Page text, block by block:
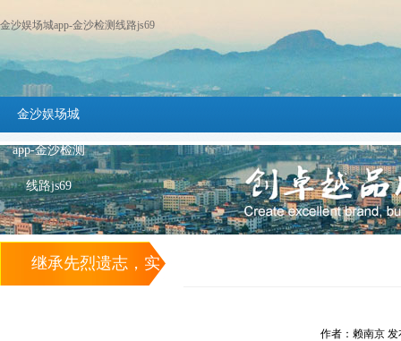
金沙娱场城app-金沙检测线路js69
金沙娱场城
app-金沙检测
线路js69
继承先烈遗志，实
作者：赖南京 发